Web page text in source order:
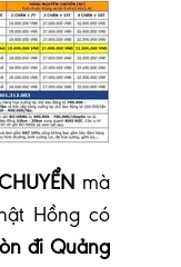
mà
Hồng có
đi Quảng